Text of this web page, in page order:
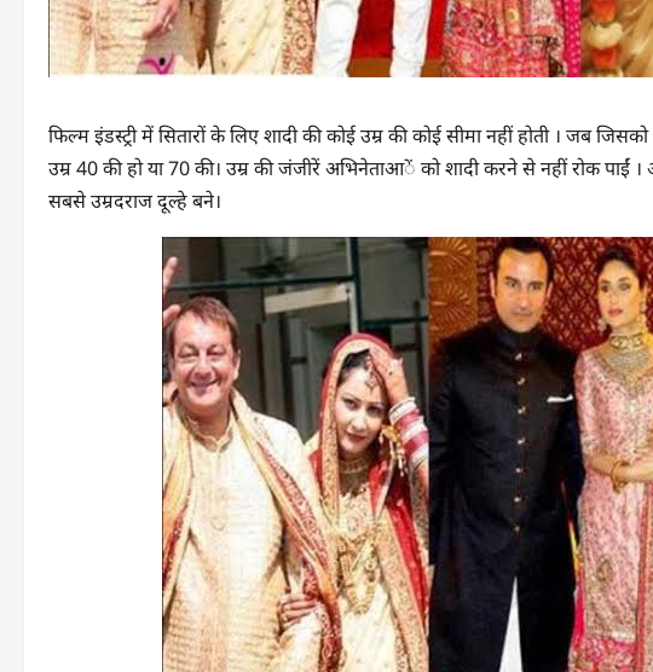
फिल्म इंडस्ट्री में सितारों के लिए शादी की कोई उम्र की कोई सीमा नहीं होती । जब
उम्र 40 की हो या 70 की। उम्र की जंजीरें अभिनेताआें को शादी करने से नहीं रोक
सबसे उम्रदराज दूल्हे बने।